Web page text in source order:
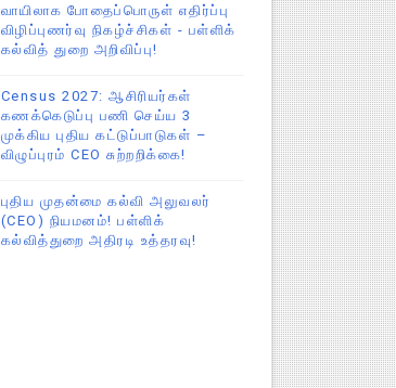
வாயிலாக போதைப்பொருள் எதிர்ப்பு
விழிப்புணர்வு நிகழ்ச்சிகள் - பள்ளிக்
கல்வித் துறை அறிவிப்பு!
Census 2027: ஆசிரியர்கள்
கணக்கெடுப்பு பணி செய்ய 3
முக்கிய புதிய கட்டுப்பாடுகள் –
விழுப்புரம் CEO சுற்றறிக்கை!
புதிய முதன்மை கல்வி அலுவலர்
(CEO) நியமனம்! பள்ளிக்
கல்வித்துறை அதிரடி உத்தரவு!